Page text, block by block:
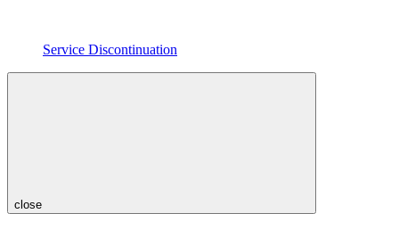
Service Discontinuation
close